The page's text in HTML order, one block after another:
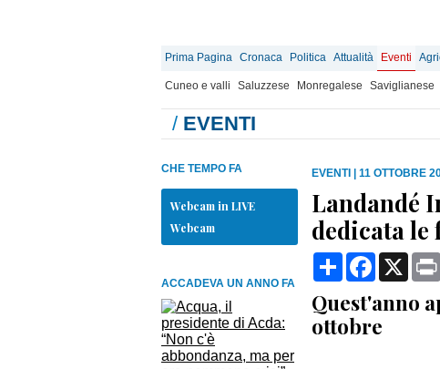
Prima Pagina Cronaca Politica Attualità Eventi
Cuneo e valli Saluzzese Monregalese Saviglianese
/ EVENTI
CHE TEMPO FA
Webcam in LIVE
Webcam
ACCADEVA UN ANNO FA
EVENTI 11 OTTOBRE
Landandé
dedicata
CondividiFacebook
X
Quest'anno
ottobre